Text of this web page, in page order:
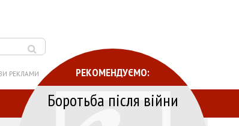
РЕКЛАМИ РЕКОМЕНДУЄМО:
Боротьба після війни